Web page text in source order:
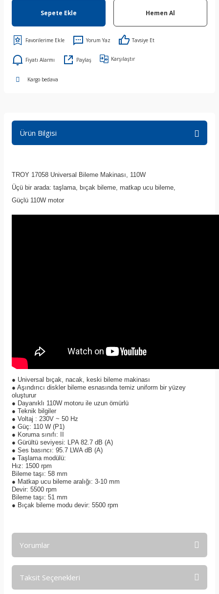
Sepete Ekle Hemen Al
Yorum Yaz Tavsiye Et
Fiyatı Alarmı Paylaş Karşılaştır
Kargo bedava
Ürün Bilgisi
TROY 17058 Universal Bileme Makinası, 110W
Üçü bir arada: taşlama, bıçak bileme, matkap ucu bileme,
Güçlü 110W motor
● Universal bıçak, nacak, keski bileme makinası
● Aşındırıcı diskler bileme esnasında temiz uniform bir yüzey
oluşturur
● Dayanıklı 110W motoru ile uzun ömürlü
● Teknik bilgiler
● Voltaj : 230V ~ 50 Hz
● Güç: 110 W (P1)
● Koruma sınıfı: II
● Gürültü seviyesi: LPA 82.7 dB (A)
● Ses basıncı: 95.7 LWA dB (A)
● Taşlama modülü:
Hız: 1500 rpm
Bileme taşı: 58 mm
● Matkap ucu bileme aralığı: 3-10 mm
Devir: 5500 rpm
Bileme taşı: 51 mm
● Bıçak bileme modu devir: 5500 rpm
Yorumlar
Taksit Seçenekleri